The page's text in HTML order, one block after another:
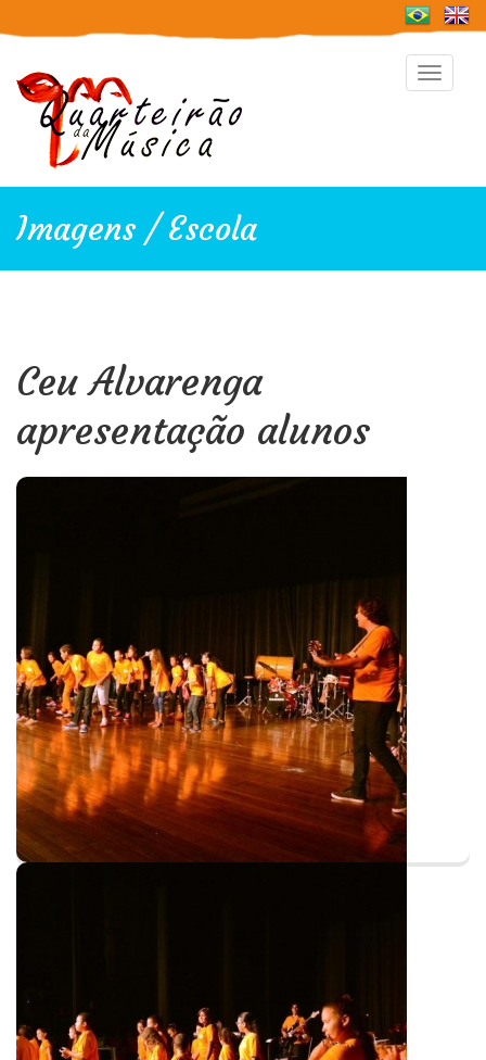
Toggle
Imagens / Escola
Ceu Alvarenga
apresentação alunos